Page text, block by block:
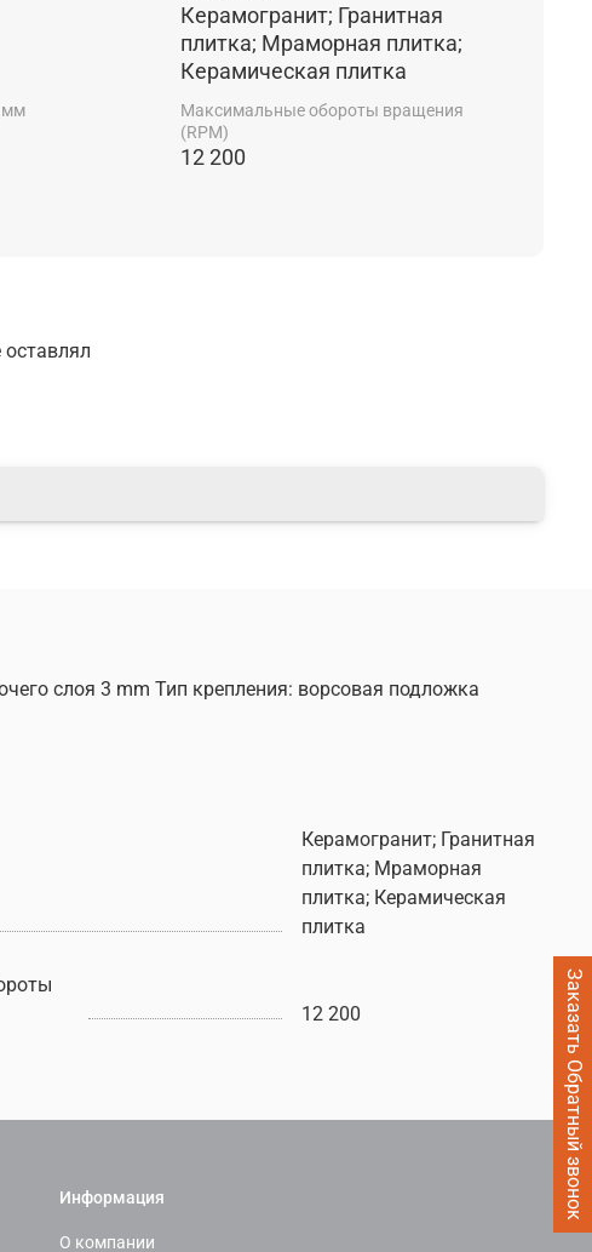
Заказать Обратный звонок
Керамогранит; Гранитная
плитка; Мраморная плитка;
Керамическая плитка
мм
Максимальные обороты вращения
(RPM)
12 200
слоя 3 mm Тип крепления: ворсовая подложка
Керамогранит; Гранитная
плитка; Мраморная
плитка; Керамическая
плитка
12 200
Информация
О компании